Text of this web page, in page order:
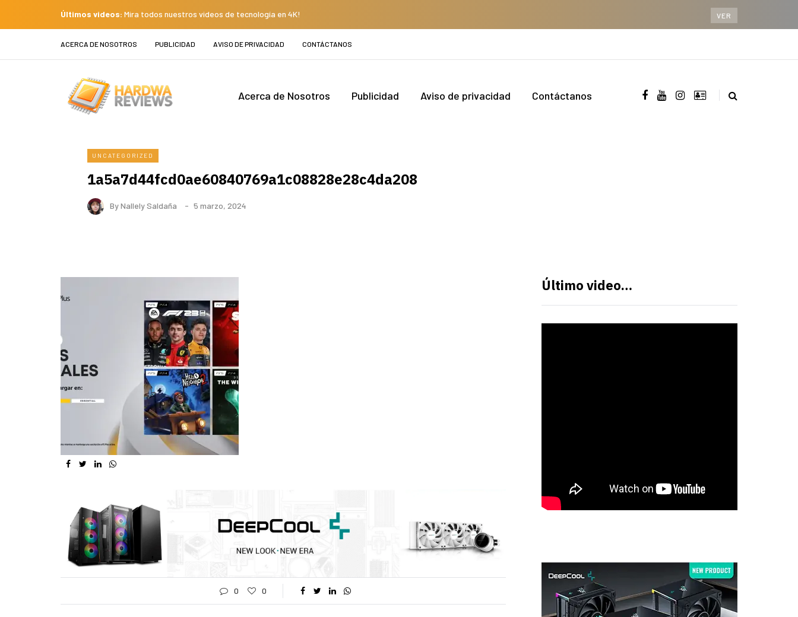
Últimos videos: Mira todos nuestros videos de tecnología en 4K! VER
ACERCA DE NOSOTROS PUBLICIDAD AVISO DE PRIVACIDAD CONTÁCTANOS
Acerca de Nosotros Publicidad Aviso de privacidad Contáctanos
UNCATEGORIZED
1a5a7d44fcd0ae60840769a1c08828e28c4da208
ByNallely Saldaña 5 marzo, 2024
0 0
Último video…